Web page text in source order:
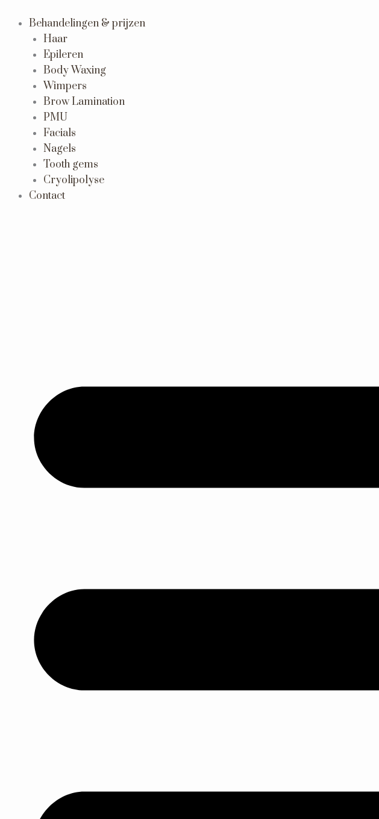
naar Behandelingen & prijzen
Haar
Epileren
Body Waxing
Wimpers
Brow Lamination
PMU
Facials
Nagels
Tooth gems
Cryolipolyse
Contact